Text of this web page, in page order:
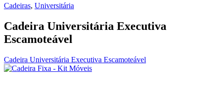
Cadeiras, Universitária
Cadeira Universitária Executiva
Escamoteável
Cadeira Universitária Executiva Escamoteável